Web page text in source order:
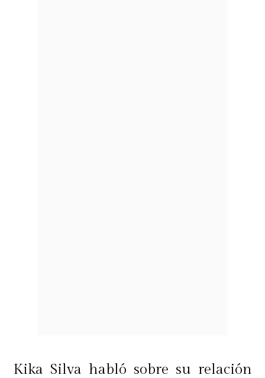
Kika Silva habló sobre su relación